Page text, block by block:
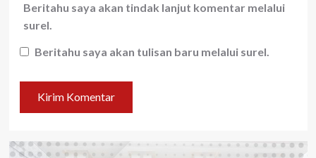
Beritahu saya akan tindak lanjut komentar melalui
surel.
Beritahu saya akan tulisan baru melalui surel.